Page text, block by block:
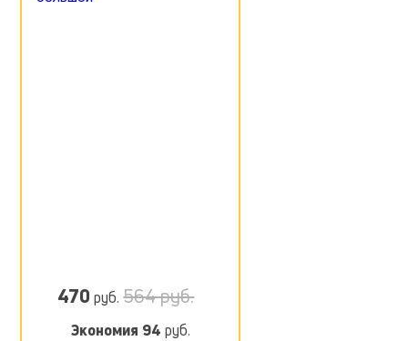
470 руб.564 руб.
Экономия 94 руб.